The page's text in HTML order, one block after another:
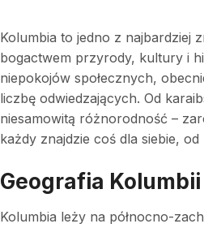
Kolumbia to jedno z najbardziej
bogactwem przyrody, kultury i
niepokojów społecznych,
liczbę odwiedzających. Od
niesamowitą różnorodność –
każdy znajdzie coś dla siebie,
Geografia
Kolumbia leży na północno-